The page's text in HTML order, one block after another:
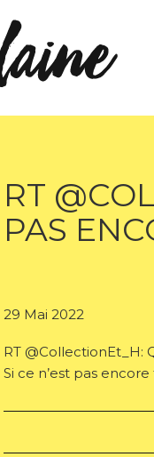
RT
PAS
29 Mai 2022
RT @CollectionEt_H:
Si ce n’est pas